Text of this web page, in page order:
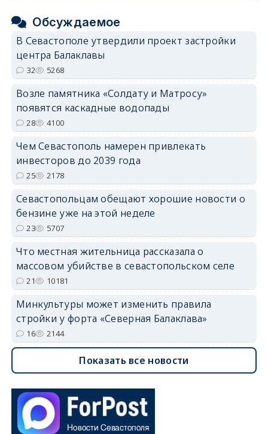
Обсуждаемое
В Севастополе утвердили проект застройки
центра Балаклавы
32 5268
Возле памятника «Солдату и Матросу»
появятся каскадные водопады
28 4100
Чем Севастополь намерен привлекать
инвесторов до 2039 года
25 2178
Севастопольцам обещают хорошие новости о
бензине уже на этой неделе
23 5707
Что местная жительница рассказала о
массовом убийстве в севастопольском селе
21 10181
Минкультуры может изменить правила
стройки у форта «Северная Балаклава»
16 2144
Показать все новости